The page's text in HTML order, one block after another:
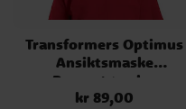
Transformers Optimus
Ansiktsmaske
Barnestørrelse
Pris:kr 89,00
kr 89,00